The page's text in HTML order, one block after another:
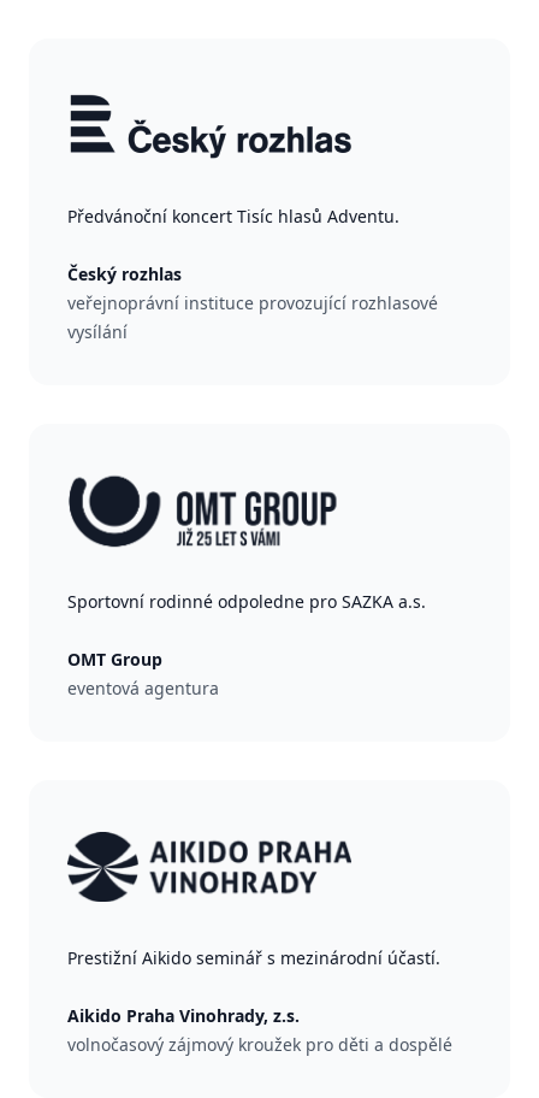
Předvánoční koncert Tisíc hlasů Adventu.
Český rozhlas
veřejnoprávní instituce provozující rozhlasové
vysílání
Sportovní rodinné odpoledne pro SAZKA a.s.
OMT Group
eventová agentura
Prestižní Aikido seminář s mezinárodní účastí.
Aikido Praha Vinohrady, z.s.
volnočasový zájmový kroužek pro děti a dospělé